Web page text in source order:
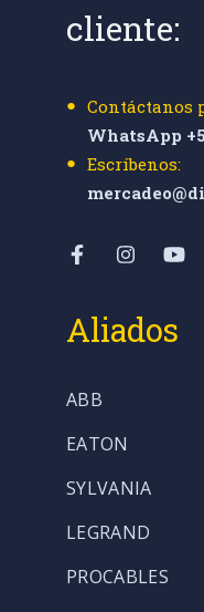
cliente:
Contáctanos
WhatsApp
Escríbenos:
Aliados
ABB
EATON
SYLVANIA
LEGRAND
PROCABLES